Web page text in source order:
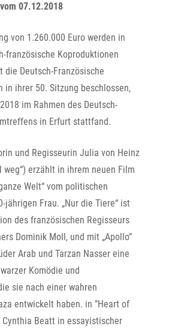
07.12.2018
von 1.260.000 Euro werden in
französische Koproduktionen
die Deutsch-Französische
in ihrer 50. Sitzung beschlossen,
im Rahmen des Deutsch-
in Erfurt stattfand.
und Regisseurin Julia von Heinz
weg“) erzählt in ihrem neuen Film
Welt“ vom politischen
jährigen Frau. „Nur die Tiere“ ist
des französischen Regisseurs
Dominik Moll, und mit „Apollo“
Arab und Tarzan Nasser eine
Komödie und
sie nach einer wahren
entwickelt haben. in ”Heart of
Cynthia Beatt in essayistischer